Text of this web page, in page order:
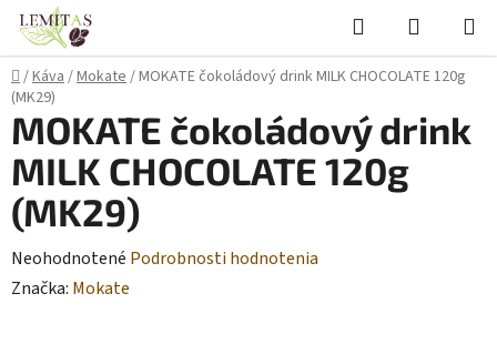
Prejsť
obsah
Hľadať
KOŠÍK
Domov
/Káva/Mokate/MOKATE čokoládový drink MILK CHOCOLATE 120g
(MK29)
MOKATE čokoládový drink
MILK CHOCOLATE 120g
(MK29)
Priemerné
hodnotenie
Neohodnotené Podrobnosti hodnotenia
Značka: Mokate